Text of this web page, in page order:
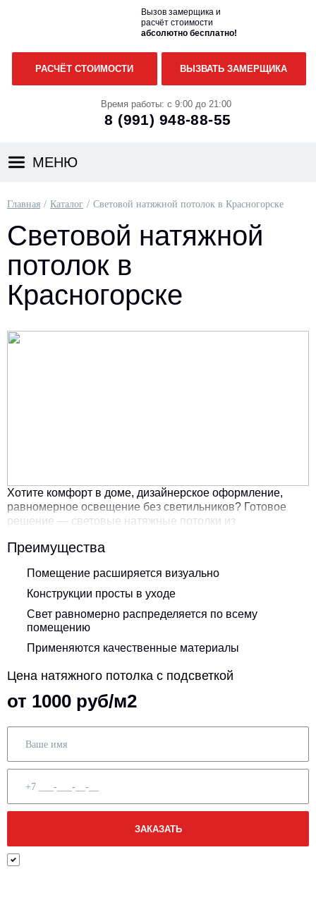
Вызов замерщика и
расчёт стоимости
абсолютно бесплатно!
РАСЧЁТ СТОИМОСТИ ВЫЗВАТЬ ЗАМЕРЩИКА
Время работы: с 9:00 до 21:00
8 (991) 948-88-55
МЕНЮ
Главная Каталог Световой натяжной потолок в Красногорске
Световой натяжной
потолок в
Красногорске
Хотите комфорт в доме, дизайнерское оформление,
равномерное освещение без светильников? Готовое
решение — световые натяжные потолки из
придет компания «Руки мастера». Спешите купить
порадует.
Преимущества
Помещение расширяется визуально
Конструкции просты в уходе
Свет равномерно распределяется по всему
помещению
Применяются качественные материалы
Цена натяжного потолка с подсветкой
от 1000 руб/м2